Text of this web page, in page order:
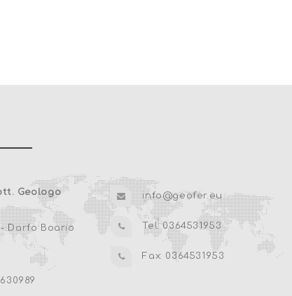
Geologo
Darfo Boario
info@geofer.eu
Tel: 0364531953
Fax: 0364531953